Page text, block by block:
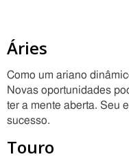
Áries
Como um ariano
Novas oportunidades
ter a mente aberta. Seu
sucesso.
Touro